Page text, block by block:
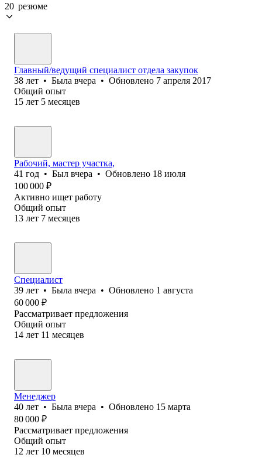
20 резюме
Главный/ведущий специалист отдела закупок
38 лет • Была вчера • Обновлено 7 апреля 2017
Общий опыт
15 лет 5 месяцев
Рабочий, мастер участка,
41 год • Был вчера • Обновлено 18 июля
100 000 ₽
Активно ищет работу
Общий опыт
13 лет 7 месяцев
Специалист
39 лет • Была вчера • Обновлено 1 августа
60 000 ₽
Рассматривает предложения
Общий опыт
14 лет 11 месяцев
Менеджер
40 лет • Была вчера • Обновлено 15 марта
80 000 ₽
Рассматривает предложения
Общий опыт
12 лет 10 месяцев